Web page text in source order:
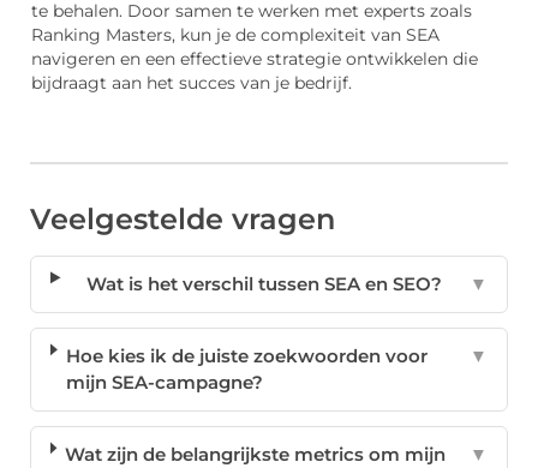
te behalen. Door samen te werken met experts zoals
Ranking Masters, kun je de complexiteit van SEA
navigeren en een effectieve strategie ontwikkelen die
bijdraagt aan het succes van je bedrijf.
Veelgestelde vragen
Wat is het verschil tussen SEA en SEO? ▼
Hoe kies ik de juiste zoekwoorden voor
mijn SEA-campagne?
▼
Wat zijn de belangrijkste metrics om mijn
▼